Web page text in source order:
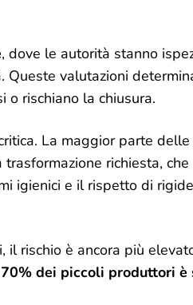
, dove le autorità stanno
valutazioni
o rischiano la chiusura.
La maggior parte
richiesta, che
igienici e il rispetto di
rischio è ancora più
dei piccoli produttori è